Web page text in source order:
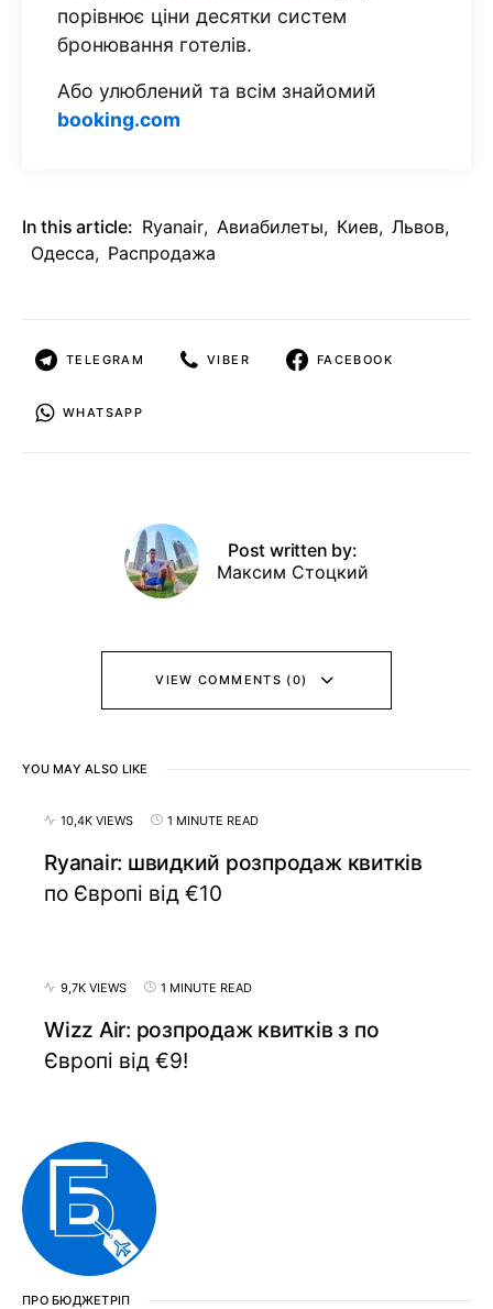
порівнює ціни десятки систем
бронювання готелів.
Або улюблений та всім знайомий
booking.com
In this article: Ryanair, Авиабилеты, Киев, Львов,
Одесса, Распродажа
TELEGRAM VIBER FACEBOOK
WHATSAPP
Post written by:
Максим Стоцкий
VIEW COMMENTS (0)
YOU MAY ALSO LIKE
10,4K VIEWS 1 MINUTE READ
Ryanair: швидкий розпродаж квитків
по Європі від €10
9,7K VIEWS 1 MINUTE READ
Wizz Air: розпродаж квитків з по
Європі від €9!
ПРО БЮДЖЕТРІП